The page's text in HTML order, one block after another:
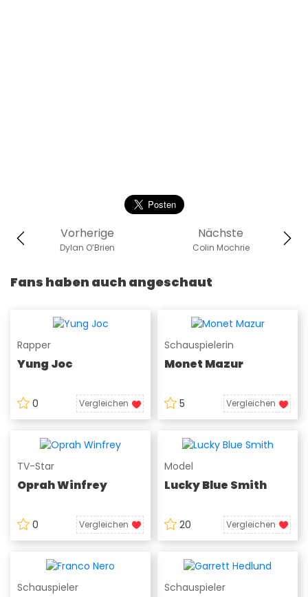
Nächste
Colin Mochrie
Vorherige
Dylan O’Brien
Fans haben auch angeschaut
Rapper
Yung Joc
0 Vergleichen
Schauspielerin
Monet Mazur
5 Vergleichen
TV-Star
Oprah Winfrey
0 Vergleichen
Model
Lucky Blue Smith
20 Vergleichen
Schauspieler Schauspieler